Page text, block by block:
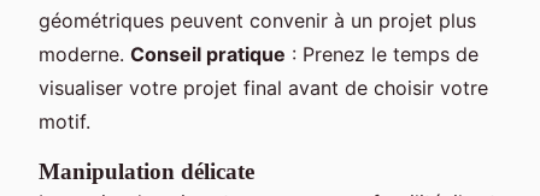
géométriques peuvent convenir à un projet plus
moderne. Conseil pratique : Prenez le temps de
visualiser votre projet final avant de choisir votre
motif.
Manipulation délicate